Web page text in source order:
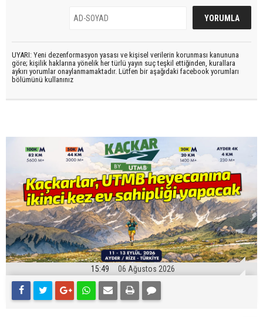
UYARI: Yeni dezenformasyon yasası ve kişisel verilerin korunması kanununa
göre; kişilik haklarına yönelik her türlü yayın suç teşkil ettiğinden, kurallara
aykırı yorumlar onaylanmamaktadır. Lütfen bir aşağıdaki facebook yorumları
bölümünü kullanınız
15:49 06 Ağustos 2026